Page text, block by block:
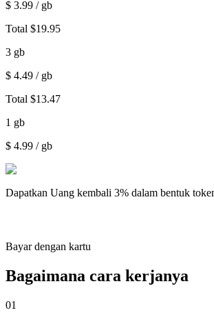
$ 3.99 / gb
Total $19.95
3 gb
$ 4.49 / gb
Total $13.47
1 gb
$ 4.99 / gb
Dapatkan Uang kembali 3% dalam bentuk
Bayar dengan kartu
Bagaimana cara kerjanya
01